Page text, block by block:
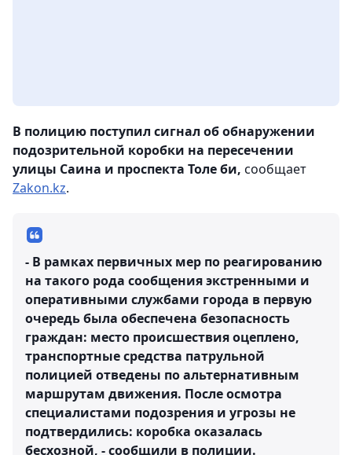
В полицию поступил сигнал об обнаружении
подозрительной коробки на пересечении
улицы Саина и проспекта Толе би, сообщает
Zakon.kz.
- В рамках первичных мер по реагированию
на такого рода сообщения экстренными и
оперативными службами города в первую
очередь была обеспечена безопасность
граждан: место происшествия оцеплено,
транспортные средства патрульной
полицией отведены по альтернативным
маршрутам движения. После осмотра
специалистами подозрения и угрозы не
подтвердились: коробка оказалась
бесхозной, - сообщили в полиции.